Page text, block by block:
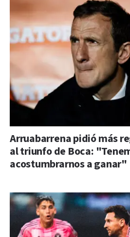
Arruabarrena pidió más
al triunfo de Boca:
acostumbrarnos a ganar"